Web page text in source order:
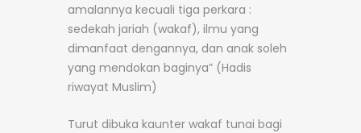
amalannya kecuali tiga perkara :
sedekah jariah (wakaf), ilmu yang
dimanfaat dengannya, dan anak soleh
yang mendokan baginya” (Hadis
riwayat Muslim)
Turut dibuka kaunter wakaf tunai bagi